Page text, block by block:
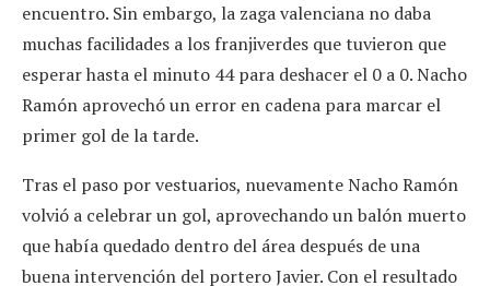
encuentro. Sin embargo, la zaga valenciana no daba
muchas facilidades a los franjiverdes que tuvieron que
esperar hasta el minuto 44 para deshacer el 0 a 0. Nacho
Ramón aprovechó un error en cadena para marcar el
primer gol de la tarde.
Tras el paso por vestuarios, nuevamente Nacho Ramón
volvió a celebrar un gol, aprovechando un balón muerto
que había quedado dentro del área después de una
buena intervención del portero Javier. Con el resultado